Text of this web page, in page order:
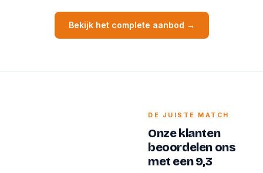
Bekijk het complete aanbod →
DE JUISTE MATCH
Onze klanten
beoordelen ons
met een 9,3